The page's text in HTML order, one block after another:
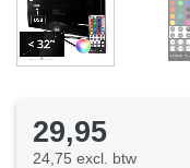
29,95
24,75 excl. btw